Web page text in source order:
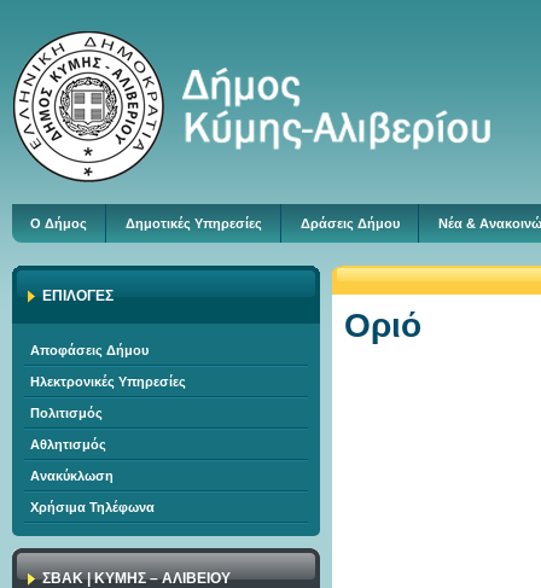
Ο Δήμος Δημοτικές Υπηρεσίες Δράσεις Δήμου Νέα &
ΕΠΙΛΟΓΕΣ
Αποφάσεις Δήμου
Ηλεκτρονικές Υπηρεσίες
Πολιτισμός
Αθλητισμός
Ανακύκλωση
Χρήσιμα Τηλέφωνα
ΣΒΑΚ | ΚΥΜΗΣ – ΑΛΙΒΕΙΟΥ
Οριό